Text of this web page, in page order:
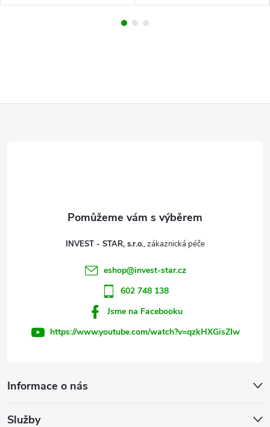
Informace o nás
Služby
INVEST - STAR, s.r.o.
eshop@invest-star.cz
602 748 138
Jsme na Facebooku
https://www.youtube.com/watch?v=qzkHXGisZIw